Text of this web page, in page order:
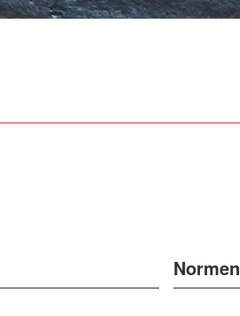
Normen